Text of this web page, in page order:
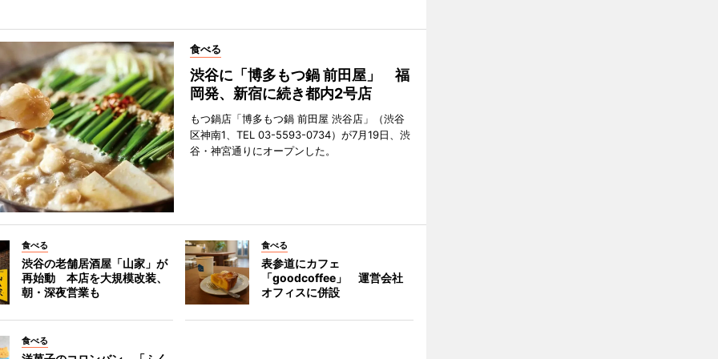
食べる
渋谷に「博多もつ鍋 前田屋」 福
岡発、新宿に続き都内2号店
もつ鍋店「博多もつ鍋 前田屋 渋谷店」（渋谷
区神南1、TEL 03-5593-0734）が7月19日、渋
谷・神宮通りにオープンした。
食べる
渋谷の老舗居酒屋「山家」が
再始動 本店を大規模改装、
朝・深夜営業も
食べる
表参道にカフェ
「goodcoffee」 運営会社
オフィスに併設
食べる